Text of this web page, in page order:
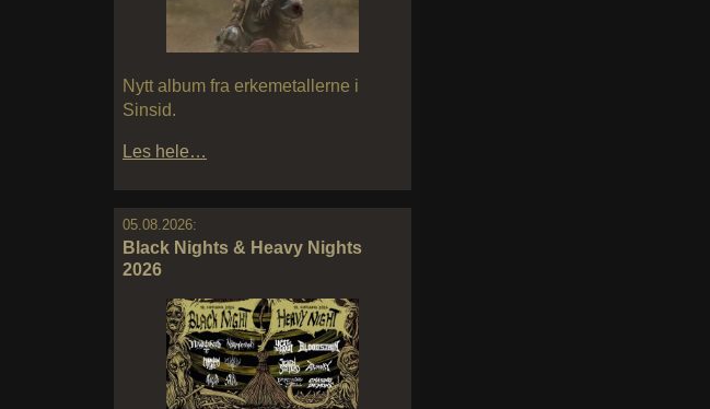
Nytt album fra erkemetallerne i
Sinsid.
Les hele…
05.08.2026:
Black Nights & Heavy Nights
2026